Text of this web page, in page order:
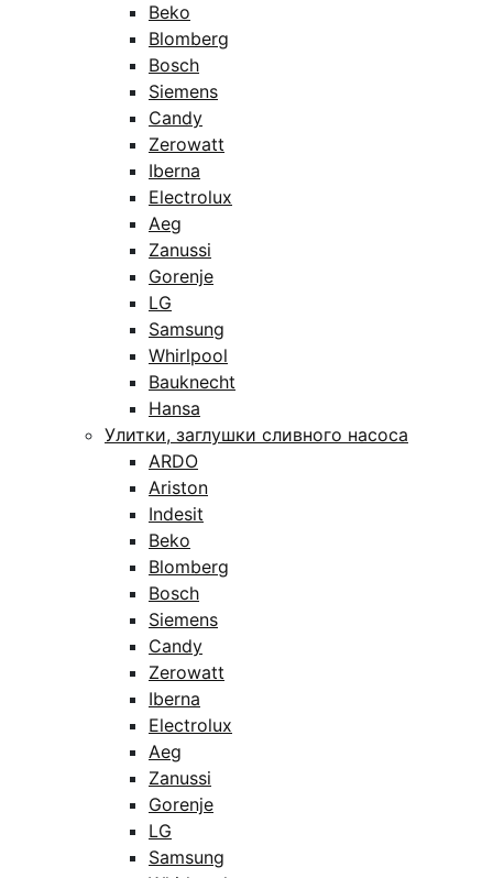
Beko
Blomberg
Bosch
Siemens
Candy
Zerowatt
Iberna
Electrolux
Aeg
Zanussi
Gorenje
LG
Samsung
Whirlpool
Bauknecht
Hansa
Улитки, заглушки сливного насоса
ARDO
Ariston
Indesit
Beko
Blomberg
Bosch
Siemens
Candy
Zerowatt
Iberna
Electrolux
Aeg
Zanussi
Gorenje
LG
Samsung